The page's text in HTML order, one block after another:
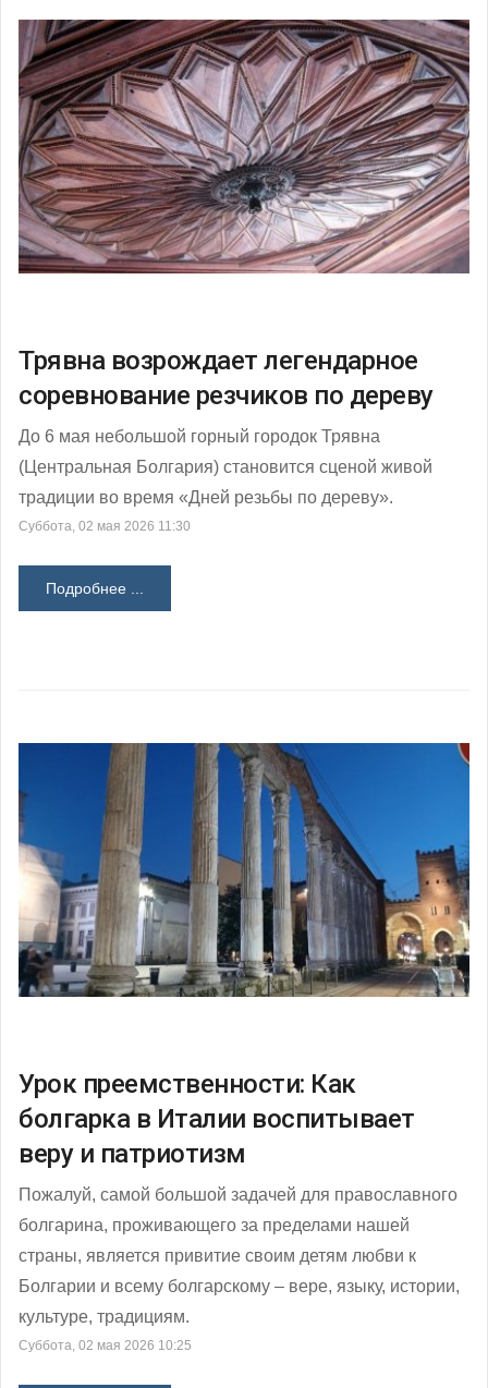
Трявна возрождает легендарное
соревнование резчиков по дереву
До 6 мая небольшой горный городок Трявна
(Центральная Болгария) становится сценой живой
традиции во время «Дней резьбы по дереву».
Суббота, 02 мая 2026 11:30
Подробнее ...
Урок преемственности: Как
болгарка в Италии воспитывает
веру и патриотизм
Пожалуй, самой большой задачей для православного
болгарина, проживающего за пределами нашей
страны, является привитие своим детям любви к
Болгарии и всему болгарскому – вере, языку, истории,
культуре, традициям.
Суббота, 02 мая 2026 10:25